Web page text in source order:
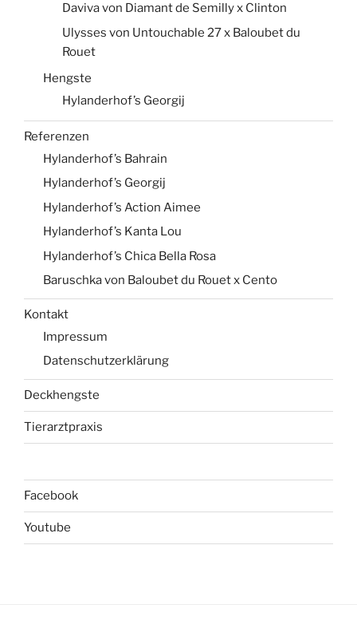
Daviva von Diamant de Semilly x Clinton
Ulysses von Untouchable 27 x Baloubet du
Rouet
Hengste
Hylanderhof’s Georgij
Referenzen
Hylanderhof’s Bahrain
Hylanderhof’s Georgij
Hylanderhof’s Action Aimee
Hylanderhof’s Kanta Lou
Hylanderhof’s Chica Bella Rosa
Baruschka von Baloubet du Rouet x Cento
Kontakt
Impressum
Datenschutzerklärung
Deckhengste
Tierarztpraxis
Facebook
Youtube